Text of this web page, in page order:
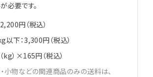
必要です。
円（税込）
下：3,300円（税込）
kg）×165円（税込）
・小物などの関連商品のみの送料は、